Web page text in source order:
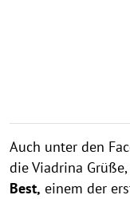
Auch unter den
die Viadrina
Best, einem der